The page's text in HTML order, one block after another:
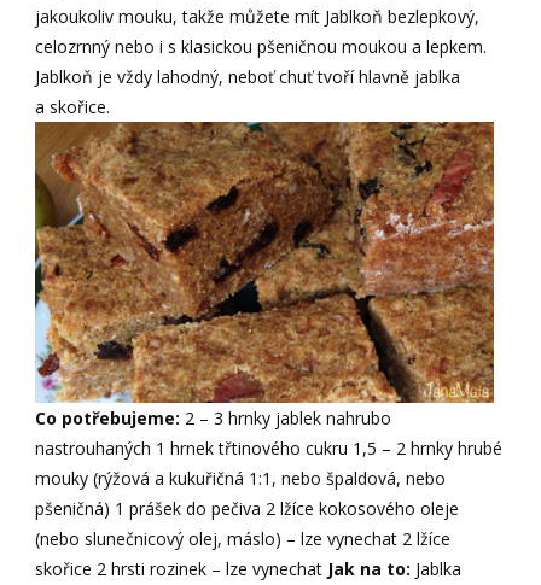
jakoukoliv mouku, takže můžete mít Jablkoň bezlepkový,
celozrnný nebo i s klasickou pšeničnou moukou a lepkem.
Jablkoň je vždy lahodný, neboť chuť tvoří hlavně jablka
a skořice.
Co potřebujeme: 2 – 3 hrnky jablek nahrubo
nastrouhaných 1 hrnek třtinového cukru 1,5 – 2 hrnky hrubé
mouky (rýžová a kukuřičná 1:1, nebo špaldová, nebo
pšeničná) 1 prášek do pečiva 2 lžíce kokosového oleje
(nebo slunečnicový olej, máslo) – lze vynechat 2 lžíce
skořice 2 hrsti rozinek – lze vynechat Jak na to: Jablka